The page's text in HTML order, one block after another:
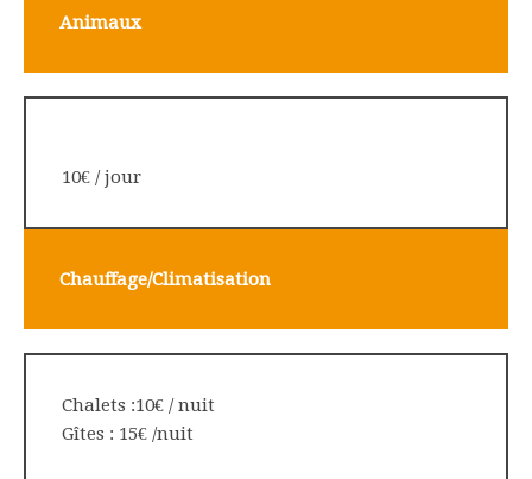
Animaux
10€ / jour
Chauffage/Climatisation
Chalets :10€ / nuit
Gîtes : 15€ /nuit